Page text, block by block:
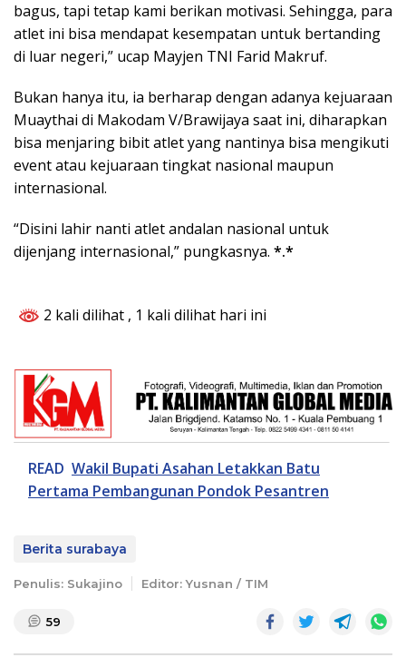
bagus, tapi tetap kami berikan motivasi. Sehingga, para
atlet ini bisa mendapat kesempatan untuk bertanding
di luar negeri,” ucap Mayjen TNI Farid Makruf.
Bukan hanya itu, ia berharap dengan adanya kejuaraan
Muaythai di Makodam V/Brawijaya saat ini, diharapkan
bisa menjaring bibit atlet yang nantinya bisa mengikuti
event atau kejuaraan tingkat nasional maupun
internasional.
“Disini lahir nanti atlet andalan nasional untuk
dijenjang internasional,” pungkasnya. *.*
2 kali dilihat , 1 kali dilihat hari ini
READ Wakil Bupati Asahan Letakkan Batu
Pertama Pembangunan Pondok Pesantren
Berita surabaya
Penulis: Sukajino Editor: Yusnan / TIM
59